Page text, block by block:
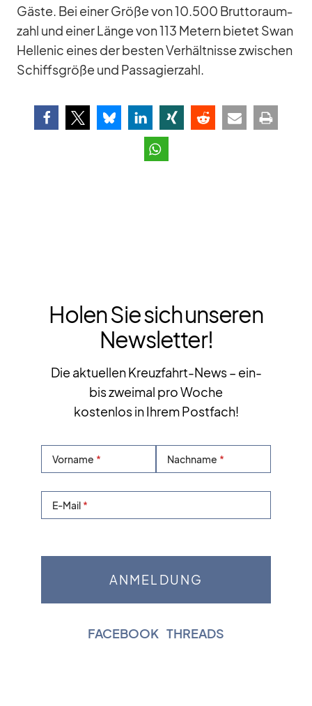
Gäste. Bei ei­ner Größe von 10.500 Brut­to­raum­
zahl und ei­ner Länge von 113 Me­tern bie­tet Swan
Hel­le­nic ei­nes der bes­ten Ver­hält­nisse zwi­schen
Schiffs­größe und Pas­sa­gier­zahl.
Holen Sie sich unseren
Newsletter!
Die aktuellen Kreuzfahrt-News – ein-
bis zweimal pro Woche
kostenlos in Ihrem Postfach!
Vorname Nachname
E-Mail
FACEBOOK THREADS